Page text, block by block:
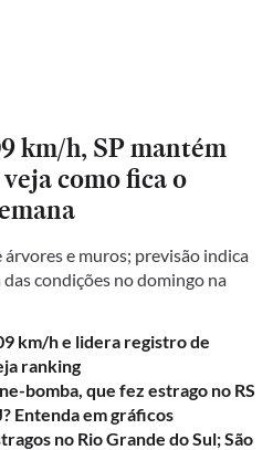
km/h, SP mantém
como fica o
e muros; previsão indica
condições no domingo na
km/h e lidera registro de
ranking
bomba, que fez estrago no RS
Entenda em gráficos
no Rio Grande do Sul; São